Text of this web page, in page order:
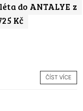
do ANTALYE z
Kč
ČÍST VÍCE